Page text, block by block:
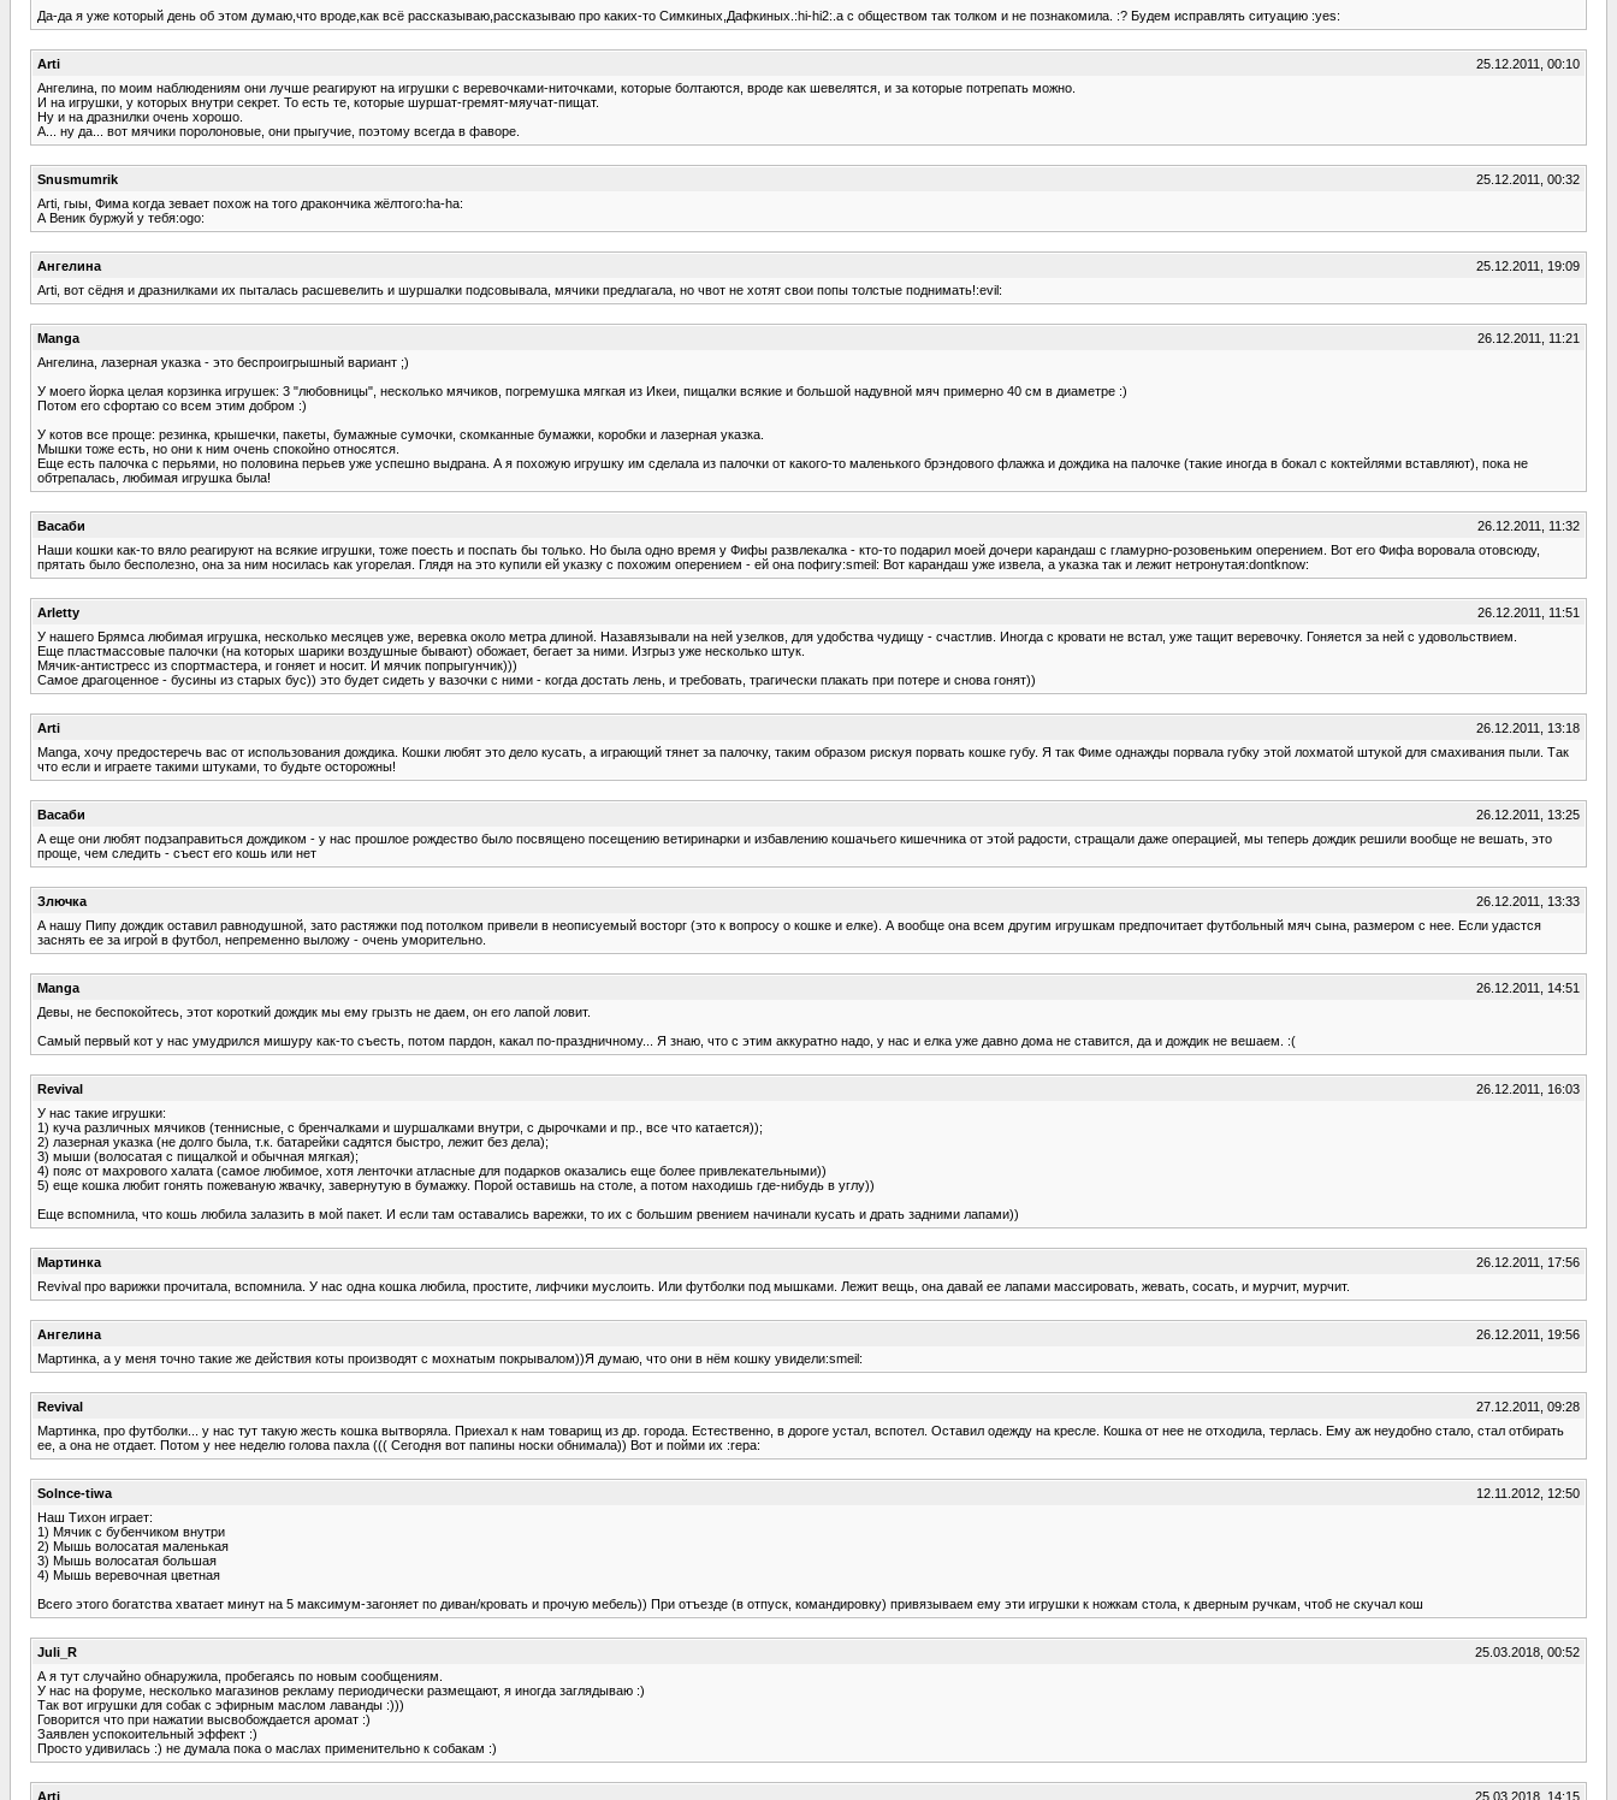
Да-да я уже который день об этом думаю,что вроде,как всё рассказываю,рассказываю про каких-то Симкиных,Дафкиных.:hi-hi2:.а с обществом так толком и не познакомила. :? Будем исправлять ситуацию :yes:
Arti
25.12.2011, 00:10
Ангелина, по моим наблюдениям они лучше реагируют на игрушки с веревочками-ниточками, которые болтаются, вроде как шевелятся, и за которые потрепать можно.
И на игрушки, у которых внутри секрет. То есть те, которые шуршат-гремят-мяучат-пищат.
Ну и на дразнилки очень хорошо.
А... ну да... вот мячики поролоновые, они прыгучие, поэтому всегда в фаворе.
Snusmumrik
25.12.2011, 00:32
Arti, гыы, Фима когда зевает похож на того дракончика жёлтого:ha-ha:
А Веник буржуй у тебя:ogo:
Ангелина
25.12.2011, 19:09
Arti, вот сёдня и дразнилками их пыталась расшевелить и шуршалки подсовывала, мячики предлагала, но чвот не хотят свои попы толстые поднимать!:evil:
Manga
26.12.2011, 11:21
Ангелина, лазерная указка - это беспроигрышный вариант ;)
У моего йорка целая корзинка игрушек: 3 "любовницы", несколько мячиков, погремушка мягкая из Икеи, пищалки всякие и большой надувной мяч примерно 40 см в диаметре :)
Потом его сфортаю со всем этим добром :)
У котов все проще: резинка, крышечки, пакеты, бумажные сумочки, скомканные бумажки, коробки и лазерная указка.
Мышки тоже есть, но они к ним очень спокойно относятся.
Еще есть палочка с перьями, но половина перьев уже успешно выдрана. А я похожую игрушку им сделала из палочки от какого-то маленького брэндового флажка и дождика на палочке (такие иногда в бокал с коктейлями вставляют), пока не
обтрепалась, любимая игрушка была!
Васаби
26.12.2011, 11:32
Наши кошки как-то вяло реагируют на всякие игрушки, тоже поесть и поспать бы только. Но была одно время у Фифы развлекалка - кто-то подарил моей дочери карандаш с гламурно-розовеньким оперением. Вот его Фифа воровала отовсюду,
прятать было бесполезно, она за ним носилась как угорелая. Глядя на это купили ей указку с похожим оперением - ей она пофигу:smeil: Вот карандаш уже извела, а указка так и лежит нетронутая:dontknow:
Arletty
26.12.2011, 11:51
У нашего Брямса любимая игрушка, несколько месяцев уже, веревка около метра длиной. Назавязывали на ней узелков, для удобства чудищу - счастлив. Иногда с кровати не встал, уже тащит веревочку. Гоняется за ней с удовольствием.
Еще пластмассовые палочки (на которых шарики воздушные бывают) обожает, бегает за ними. Изгрыз уже несколько штук.
Мячик-антистресс из спортмастера, и гоняет и носит. И мячик попрыгунчик)))
Самое драгоценное - бусины из старых бус)) это будет сидеть у вазочки с ними - когда достать лень, и требовать, трагически плакать при потере и снова гонят))
Arti
26.12.2011, 13:18
Manga, хочу предостеречь вас от использования дождика. Кошки любят это дело кусать, а играющий тянет за палочку, таким образом рискуя порвать кошке губу. Я так Фиме однажды порвала губку этой лохматой штукой для смахивания пыли. Так
что если и играете такими штуками, то будьте осторожны!
Васаби
26.12.2011, 13:25
А еще они любят подзаправиться дождиком - у нас прошлое рождество было посвящено посещению ветиринарки и избавлению кошачьего кишечника от этой радости, стращали даже операцией, мы теперь дождик решили вообще не вешать, это
проще, чем следить - съест его кошь или нет
Злючка
26.12.2011, 13:33
А нашу Пипу дождик оставил равнодушной, зато растяжки под потолком привели в неописуемый восторг (это к вопросу о кошке и елке). А вообще она всем другим игрушкам предпочитает футбольный мяч сына, размером с нее. Если удастся
заснять ее за игрой в футбол, непременно выложу - очень уморительно.
Manga
26.12.2011, 14:51
Девы, не беспокойтесь, этот короткий дождик мы ему грызть не даем, он его лапой ловит.
Самый первый кот у нас умудрился мишуру как-то съесть, потом пардон, какал по-праздничному... Я знаю, что с этим аккуратно надо, у нас и елка уже давно дома не ставится, да и дождик не вешаем. :(
Revival
26.12.2011, 16:03
У нас такие игрушки:
1) куча различных мячиков (теннисные, с бренчалками и шуршалками внутри, с дырочками и пр., все что катается));
2) лазерная указка (не долго была, т.к. батарейки садятся быстро, лежит без дела);
3) мыши (волосатая с пищалкой и обычная мягкая);
4) пояс от махрового халата (самое любимое, хотя ленточки атласные для подарков оказались еще более привлекательными))
5) еще кошка любит гонять пожеваную жвачку, завернутую в бумажку. Порой оставишь на столе, а потом находишь где-нибудь в углу))
Еще вспомнила, что кошь любила залазить в мой пакет. И если там оставались варежки, то их с большим рвением начинали кусать и драть задними лапами))
Мартинка
26.12.2011, 17:56
Revival про варижки прочитала, вспомнила. У нас одна кошка любила, простите, лифчики муслоить. Или футболки под мышками. Лежит вещь, она давай ее лапами массировать, жевать, сосать, и мурчит, мурчит.
Ангелина
26.12.2011, 19:56
Мартинка, а у меня точно такие же действия коты производят с мохнатым покрывалом))Я думаю, что они в нём кошку увидели:smeil:
Revival
27.12.2011, 09:28
Мартинка, про футболки... у нас тут такую жесть кошка вытворяла. Приехал к нам товарищ из др. города. Естественно, в дороге устал, вспотел. Оставил одежду на кресле. Кошка от нее не отходила, терлась. Ему аж неудобно стало, стал отбирать
ее, а она не отдает. Потом у нее неделю голова пахла ((( Сегодня вот папины носки обнимала)) Вот и пойми их :repa:
Solnce-tiwa
12.11.2012, 12:50
Наш Тихон играет:
1) Мячик с бубенчиком внутри
2) Мышь волосатая маленькая
3) Мышь волосатая большая
4) Мышь веревочная цветная
Всего этого богатства хватает минут на 5 максимум-загоняет по диван/кровать и прочую мебель)) При отъезде (в отпуск, командировку) привязываем ему эти игрушки к ножкам стола, к дверным ручкам, чтоб не скучал кош
Juli_R
25.03.2018, 00:52
А я тут случайно обнаружила, пробегаясь по новым сообщениям.
У нас на форуме, несколько магазинов рекламу периодически размещают, я иногда заглядываю :)
Так вот игрушки для собак с эфирным маслом лаванды :)))
Говорится что при нажатии высвобождается аромат :)
Заявлен успокоительный эффект :)
Просто удивилась :) не думала пока о маслах применительно к собакам :)
Arti 25.03.2018, 14:15